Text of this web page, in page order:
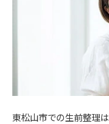
東松山市での生前整理